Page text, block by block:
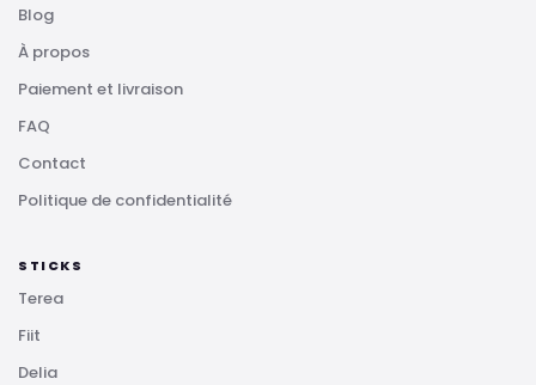
Blog
À propos
Paiement et livraison
FAQ
Contact
Politique de confidentialité
STICKS
Terea
Fiit
Delia